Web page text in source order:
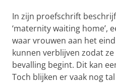
In zijn proefschrift
‘maternity waiting home’,
waar vrouwen aan het
kunnen verblijven zodat
bevalling begint. Dit kan
Toch blijken er vaak nog